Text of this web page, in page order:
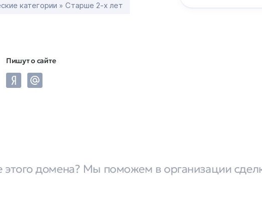
категории » Старше 2-х лет
Пишут о сайте
этого домена? Мы поможем в организации